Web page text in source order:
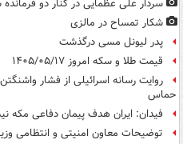
سردار علی عظمایی در کنار دو
شکار تمساح در مالزی
پدر لیونل مسی درگذشت
قیمت طلا و سکه امروز ۱۴۰۵/۰۵/۱۷
روایت رسانه اسرائیلی از فشار
حماس
فیدان: ایران هدف پیمان دفاعی مکه
توضیحات معاون امنیتی و انتظامی